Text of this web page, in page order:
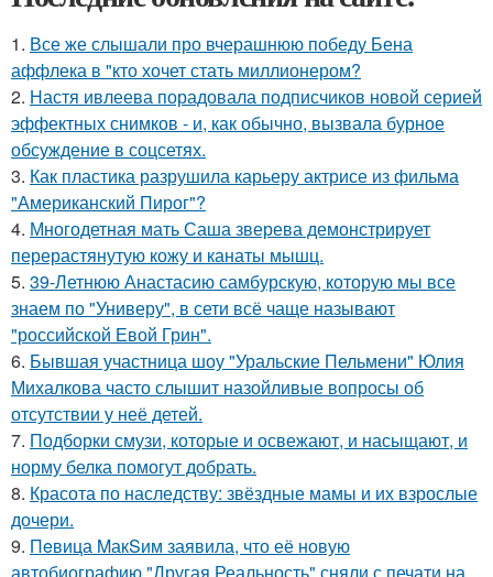
1. Все же слышали про вчерашнюю победу Бена
аффлека в "кто хочет стать миллионером?
2. Настя ивлеева порадовала подписчиков новой серией
эффектных снимков - и, как обычно, вызвала бурное
обсуждение в соцсетях.
3. Как пластика разрушила карьеру актрисе из фильма
"Американский Пирог"?
4. Многодетная мать Саша зверева демонстрирует
перерастянутую кожу и канаты мышц.
5. 39-Летнюю Анастасию самбурскую, которую мы все
знаем по "Универу", в сети всё чаще называют
"российской Евой Грин".
6. Бывшая участница шоу "Уральские Пельмени" Юлия
Михалкова часто слышит назойливые вопросы об
отсутствии у неё детей.
7. Подборки смузи, которые и освежают, и насыщают, и
норму белка помогут добрать.
8. Красота по наследству: звёздные мамы и их взрослые
дочери.
9. Пeвица MакSим заявила, что её новую